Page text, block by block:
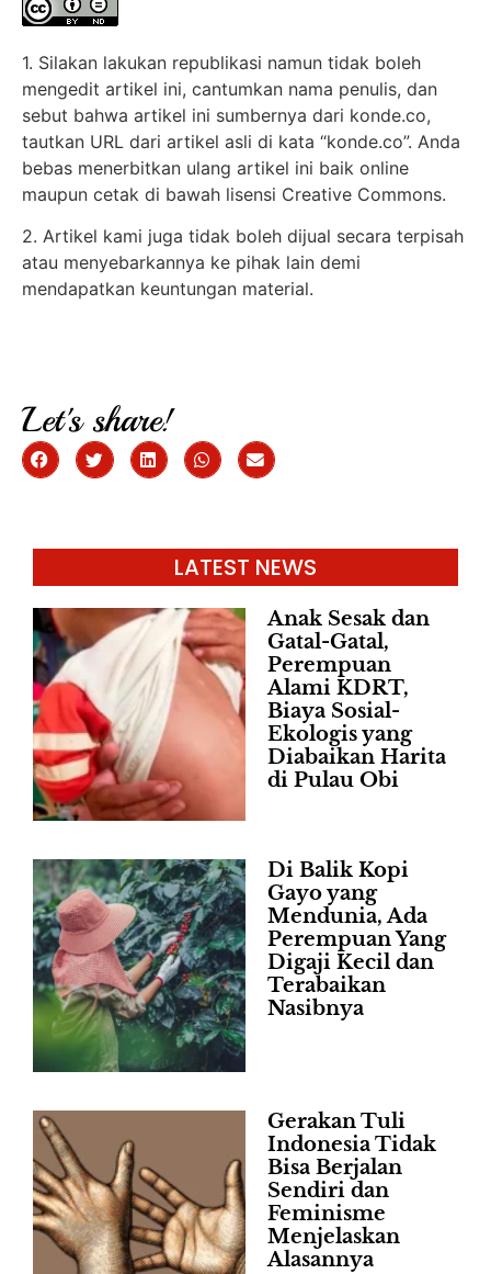
1. Silakan lakukan republikasi namun tidak boleh
mengedit artikel ini, cantumkan nama penulis, dan
sebut bahwa artikel ini sumbernya dari konde.co,
tautkan URL dari artikel asli di kata “konde.co”. Anda
bebas menerbitkan ulang artikel ini baik online
maupun cetak di bawah lisensi Creative Commons.
2. Artikel kami juga tidak boleh dijual secara terpisah
atau menyebarkannya ke pihak lain demi
mendapatkan keuntungan material.
Let's share!
LATEST NEWS
Anak Sesak dan
Gatal-Gatal,
Perempuan
Alami KDRT,
Biaya Sosial-
Ekologis yang
Diabaikan Harita
di Pulau Obi
Di Balik Kopi
Gayo yang
Mendunia, Ada
Perempuan Yang
Digaji Kecil dan
Terabaikan
Nasibnya
Gerakan Tuli
Indonesia Tidak
Bisa Berjalan
Sendiri dan
Feminisme
Menjelaskan
Alasannya